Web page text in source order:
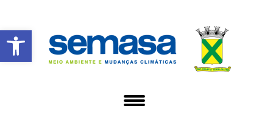
Abrir a barra de ferramentas